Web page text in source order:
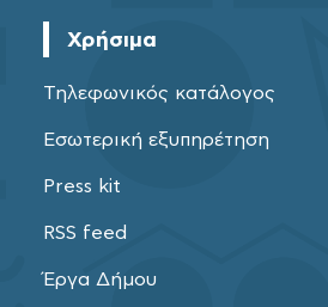
Χρήσιμα
Τηλεφωνικός κατάλογος
Εσωτερική εξυπηρέτηση
Press kit
RSS feed
Έργα Δήμου